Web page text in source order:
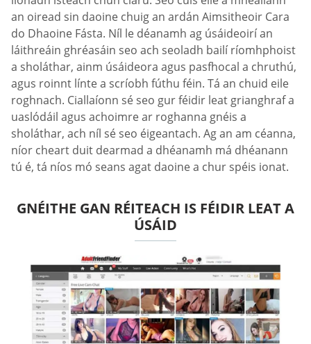
an oiread sin daoine chuig an ardán Aimsitheoir Cara
do Dhaoine Fásta. Níl le déanamh ag úsáideoirí an
láithreáin ghréasáin seo ach seoladh bailí ríomhphoist
a sholáthar, ainm úsáideora agus pasfhocal a chruthú,
agus roinnt línte a scríobh fúthu féin. Tá an chuid eile
roghnach. Ciallaíonn sé seo gur féidir leat grianghraf a
uaslódáil agus achoimre ar roghanna gnéis a
sholáthar, ach níl sé seo éigeantach. Ag an am céanna,
níor cheart duit dearmad a dhéanamh má dhéanann
tú é, tá níos mó seans agat daoine a chur spéis ionat.
GNÉITHE GAN RÉITEACH IS FÉIDIR LEAT A
ÚSÁID